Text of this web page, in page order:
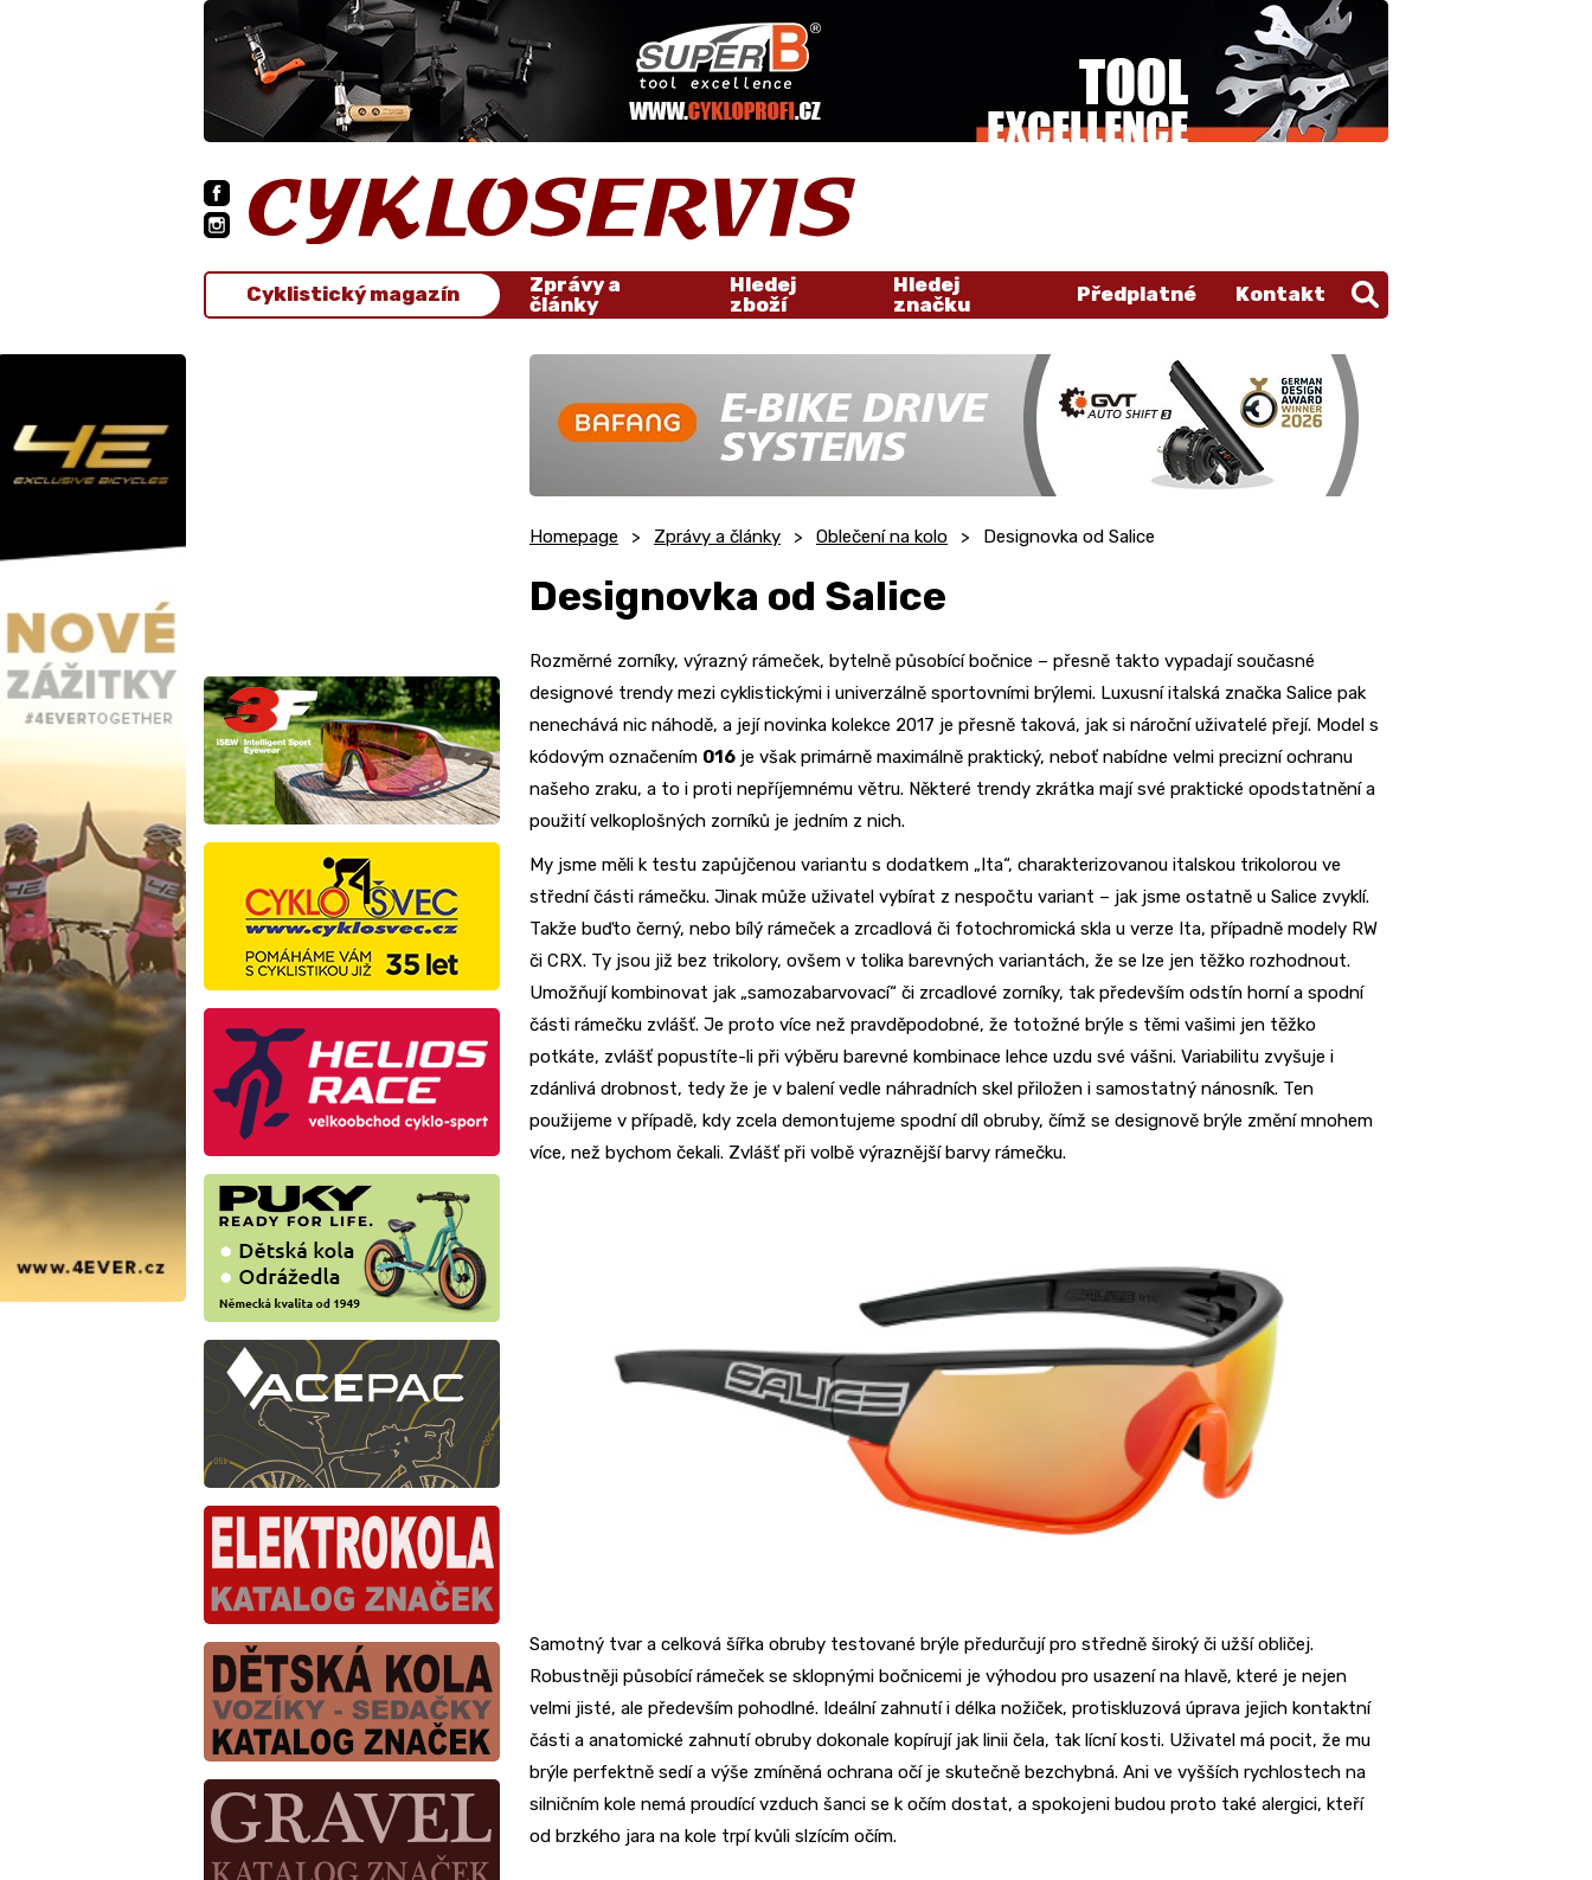
Cyklistický magazín
Zprávy a
články
Hledej
zboží
Hledej
značku
Předplatné Kontakt
Homepage Zprávy a články Oblečení na kolo Designovka od Salice
Designovka od Salice
Rozměrné zorníky, výrazný rámeček, bytelně působící bočnice – přesně takto vypadají současné
designové trendy mezi cyklistickými i univerzálně sportovními brýlemi. Luxusní italská značka Salice pak
nenechává nic náhodě, a její novinka kolekce 2017 je přesně taková, jak si nároční uživatelé přejí. Model s
kódovým označením 016 je však primárně maximálně praktický, neboť nabídne velmi precizní ochranu
našeho zraku, a to i proti nepříjemnému větru. Některé trendy zkrátka mají své praktické opodstatnění a
použití velkoplošných zorníků je jedním z nich.
My jsme měli k testu zapůjčenou variantu s dodatkem „Ita“, charakterizovanou italskou trikolorou ve
střední části rámečku. Jinak může uživatel vybírat z nespočtu variant – jak jsme ostatně u Salice zvyklí.
Takže buďto černý, nebo bílý rámeček a zrcadlová či fotochromická skla u verze Ita, případně modely RW
či CRX. Ty jsou již bez trikolory, ovšem v tolika barevných variantách, že se lze jen těžko rozhodnout.
Umožňují kombinovat jak „samozabarvovací“ či zrcadlové zorníky, tak především odstín horní a spodní
části rámečku zvlášť. Je proto více než pravděpodobné, že totožné brýle s těmi vašimi jen těžko
potkáte, zvlášť popustíte-li při výběru barevné kombinace lehce uzdu své vášni. Variabilitu zvyšuje i
zdánlivá drobnost, tedy že je v balení vedle náhradních skel přiložen i samostatný nánosník. Ten
použijeme v případě, kdy zcela demontujeme spodní díl obruby, čímž se designově brýle změní mnohem
více, než bychom čekali. Zvlášť při volbě výraznější barvy rámečku.
Samotný tvar a celková šířka obruby testované brýle předurčují pro středně široký či užší obličej.
Robustněji působící rámeček se sklopnými bočnicemi je výhodou pro usazení na hlavě, které je nejen
velmi jisté, ale především pohodlné. Ideální zahnutí i délka nožiček, protiskluzová úprava jejich kontaktní
části a anatomické zahnutí obruby dokonale kopírují jak linii čela, tak lícní kosti. Uživatel má pocit, že mu
brýle perfektně sedí a výše zmíněná ochrana očí je skutečně bezchybná. Ani ve vyšších rychlostech na
silničním kole nemá proudící vzduch šanci se k očím dostat, a spokojeni budou proto také alergici, kteří
od brzkého jara na kole trpí kvůli slzícím očím.